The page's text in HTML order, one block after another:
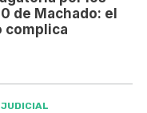
de Machado: el
complica